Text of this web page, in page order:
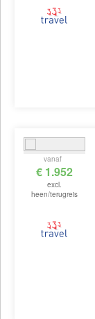
vanaf
€ 1.952
excl.
heen/terugreis